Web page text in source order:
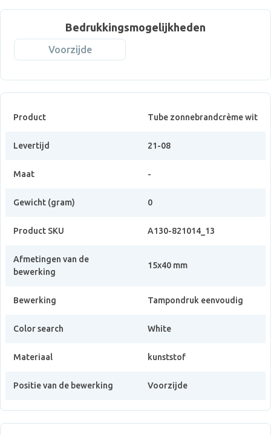
Bedrukkingsmogelijkheden
Voorzijde
Product Tube zonnebrandcrème wit
Levertijd 21-08
Maat -
Gewicht (gram) 0
Product SKU A130-821014_13
Afmetingen van de
bewerking
15x40 mm
Bewerking Tampondruk eenvoudig
Color search White
Materiaal kunststof
Positie van de bewerking Voorzijde